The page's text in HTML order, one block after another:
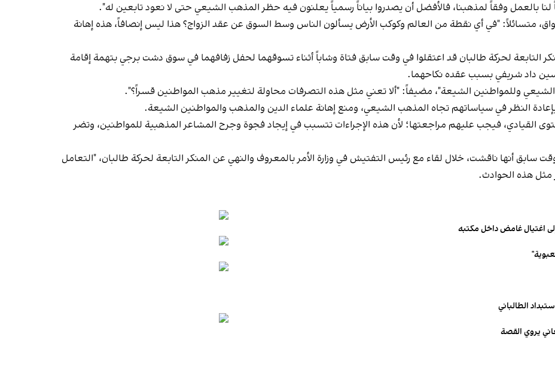
بالعمل وفقاً لمذهبنا، فالأفضل أن يصدروا بياناً رسمياً يعلنون فيه حظر المذهب الشيعي حتى لا نعود تابعين له".
متسائلاً: "في أي نقطة من العالم وكوكب الأرض يسألون الناس وسط السوق عن عقد الزواج؟ هذا ليس إنصافاً، هذه إهانة
التابعة لحركة طالبان قد اعتقلوا في وقت سابق فتاة وشاباً أثناء تسوقهما لحفل زفافهما في سوق دشت برجي بتهمة إقامة
داد شريفي بسبب عقده نكاحهما.
وللمواطنين الشيعة"، مضيفاً: "ألا تعني مثل هذه التصرفات محاولة لتغيير مذهب المواطنين قسراً؟".
النظر في سياساتهم تجاه المذهب الشيعي، ومنع إهانة علماء الدين والمذهب والمواطنين الشيعة.
القيادي، فيجب عليهم مراجعتها؛ لأن هذه الإجراءات تتسبب في إيجاد فجوة وجرح المشاعر المذهبية للمواطنين، وتضر
أنها ناقشت، خلال لقاء مع رئيس التفتيش في وزارة الأمر بالمعروف والنهي عن المنكر التابعة لحركة طالبان، "التعامل
مثل هذه الحوادث.
اغتيال غامض داخل مكتبه
الطالباني
يروي القصة